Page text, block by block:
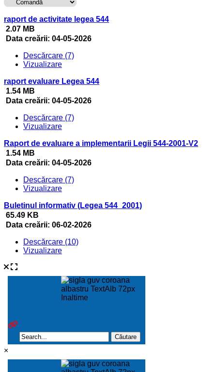
raport de activitate legea 544
2.07 MB
Data creării: 04-05-2026
Descărcare (7)
Vizualizare
raport evaluare Legea 544
1.54 MB
Data creării: 04-05-2026
Descărcare (7)
Vizualizare
Raport de evaluare a implementarii Legii 544-2001-V2
1.54 MB
Data creării: 04-05-2026
Descărcare (7)
Vizualizare
Buletinul informativ (Legea 544_2001)
65.49 KB
Data creării: 06-02-2026
Descărcare (10)
Vizualizare
×